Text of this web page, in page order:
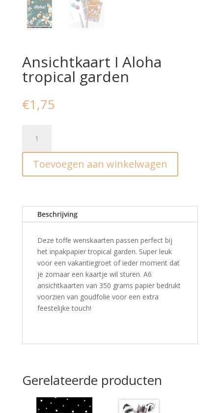
Ansichtkaart I Aloha
tropical garden
€1,75
Aloha
tropical
garden
Toevoegen aan winkelwagen
Beschrijving
Deze toffe wenskaarten passen perfect bij
het inpakpapier tropical garden. Super leuk
voor een vakantiegroet of ieder moment dat
je zomaar een kaartje wil sturen. A6
ansichtkaarten van 350 grams papier bedrukt
voorzien van goudfolie voor een extra
feestelijke touch!
Gerelateerde producten